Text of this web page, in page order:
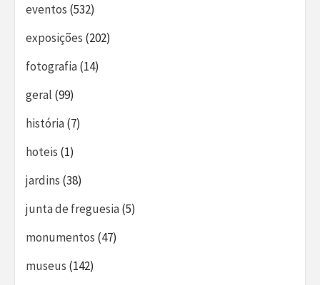
eventos (532)
exposições (202)
fotografia(14)
geral (99)
história(7)
hoteis (1)
jardins (38)
junta de freguesia(5)
monumentos (47)
museus (142)